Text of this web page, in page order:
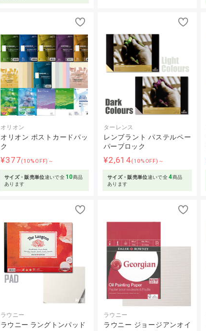
オリオン
オリオン ポストカードパッ
ク
¥377(10%OFF)～
サイズ・販売単位違いで全 10商品
あります
ターレンス
レンブラント パステルペー
パーブロック
¥2,614(10%OFF)～
サイズ・販売単位違いで全4商品
あります
ラウニー
ラウニー ラングトンパッド
ラウニー
ラウニー ジョージアンオイ